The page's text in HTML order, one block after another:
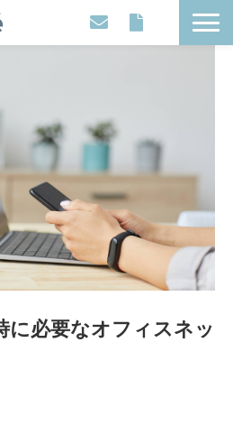
Events
Articles
About
に必要なオフィスネッ